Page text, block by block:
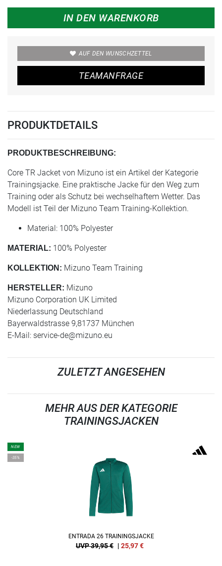
IN DEN WARENKORB
AUF DEN WUNSCHZETTEL
TEAMANFRAGE
PRODUKTDETAILS
PRODUKTBESCHREIBUNG:
Core TR Jacket von Mizuno ist ein Artikel der Kategorie
Trainingsjacke. Eine praktische Jacke für den Weg zum
Training oder als Schutz bei wechselhaftem Wetter. Das
Modell ist Teil der Mizuno Team Training-Kollektion.
Material: 100% Polyester
MATERIAL: 100% Polyester
KOLLEKTION: Mizuno Team Training
HERSTELLER: Mizuno
Mizuno Corporation UK Limited
Niederlassung Deutschland
Bayerwaldstrasse 9,81737 München
E-Mail: service-de@mizuno.eu
ZULETZT ANGESEHEN
MEHR AUS DER KATEGORIE
TRAININGSJACKEN
NEW
-35%
ENTRADA 26 TRAININGSJACKE
UVP 39,95 € | 25,97€